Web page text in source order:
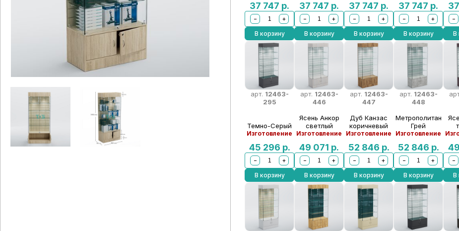
37 747 р.
−
+
В корзину
37 747 р.
−
+
В корзину
37 747 р.
−
+
В корзину
37 747 р.
−
+
В корзину
−
В
арт. 12463-
295
Темно-Серый
Изготовление
45 296 р.
−
+
В корзину
арт. 12463-
446
Ясень Анкор
светлый
Изготовление
49 071 р.
−
+
В корзину
арт. 12463-
447
Дуб Канзас
коричневый
Изготовление
52 846 р.
−
+
В корзину
арт. 12463-
448
Метрополитан
Грей
Изготовление
52 846 р.
−
+
В корзину
−
В